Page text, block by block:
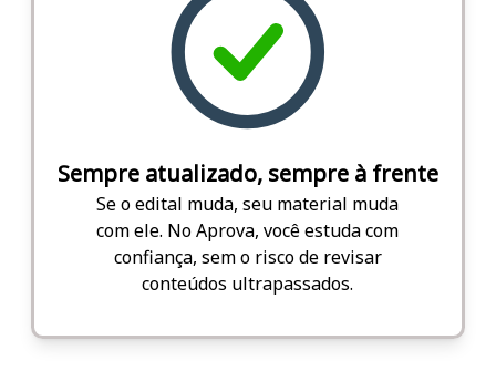
Sempre atualizado, sempre à frente
Se o edital muda, seu material muda
com ele. No Aprova, você estuda com
confiança, sem o risco de revisar
conteúdos ultrapassados.